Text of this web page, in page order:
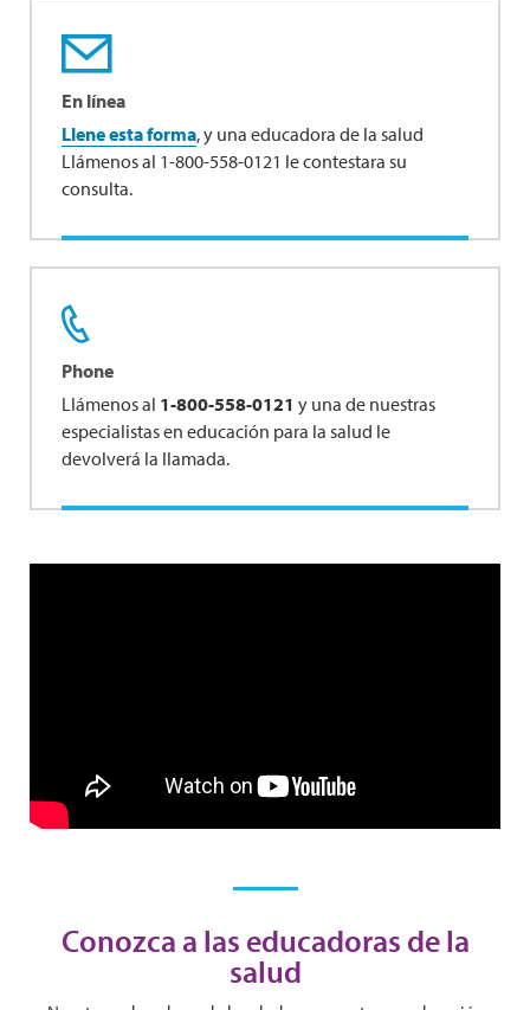
En línea
Llene esta forma, y una educadora de la salud
Llámenos al 1-800-558-0121 le contestara su
consulta.
Phone
Llámenos al 1-800-558-0121 y una de nuestras
especialistas en educación para la salud le
devolverá la llamada.
Conozca a las educadoras de la
salud